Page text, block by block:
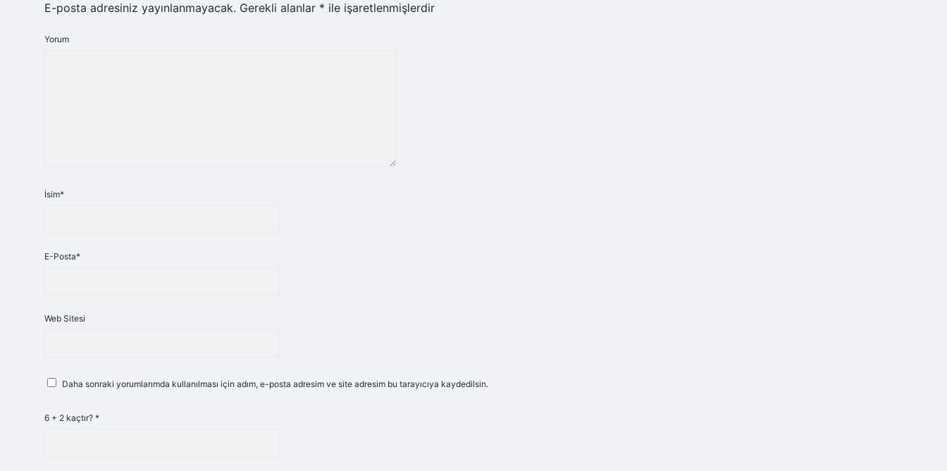
E-posta adresiniz yayınlanmayacak. Gerekli alanlar * ile işaretlenmişlerdir
Yorum
İsim*
E-Posta*
Web Sitesi
Daha sonraki yorumlarımda kullanılması için adım, e-posta adresim ve site adresim bu tarayıcıya kaydedilsin.
6 + 2 kaçtır? *